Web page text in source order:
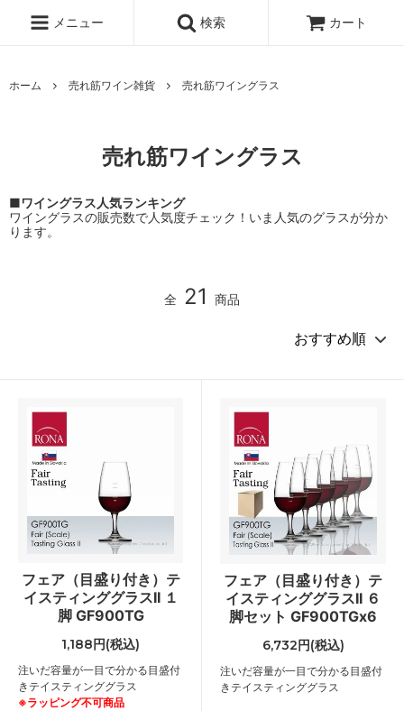
メニュー 検索 カート
ホーム 売れ筋ワイン雑貨 売れ筋ワイングラス
売れ筋ワイングラス
■ワイングラス人気ランキング
ワイングラスの販売数で人気度チェック！いま人気のグラスが分か
ります。
全 21 商品
フェア（目盛り付き）テ
イスティンググラスII １
脚 GF900TG
1,188円(税込)
注いだ容量が一目で分かる目盛付
きテイスティンググラス
※ラッピング不可商品
フェア（目盛り付き）テ
イスティンググラスII ６
脚セット GF900TGx6
6,732円(税込)
注いだ容量が一目で分かる目盛付
きテイスティンググラス